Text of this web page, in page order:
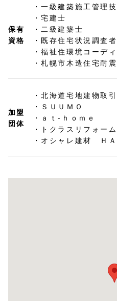
保有
資格
・一級建築施工管理
・宅建士
・二級建築士
・既存住宅状況調査者
・福祉住環境コーデ
・札幌市木造住宅耐
加盟
団体
・北海道宅地建物取
・ＳＵＵＭＯ
・ａｔ-ｈｏｍｅ
・トクラスリフォー
・オシャレ建材 Ｈ